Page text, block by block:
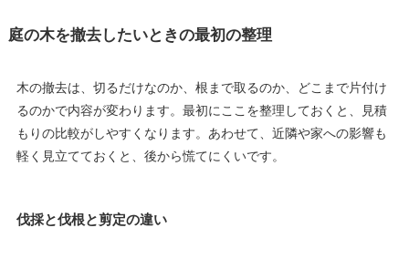
庭の木を撤去したいときの最初の整理
木の撤去は、切るだけなのか、根まで取るのか、どこまで片付け
るのかで内容が変わります。最初にここを整理しておくと、見積
もりの比較がしやすくなります。あわせて、近隣や家への影響も
軽く見立てておくと、後から慌てにくいです。
伐採と伐根と剪定の違い